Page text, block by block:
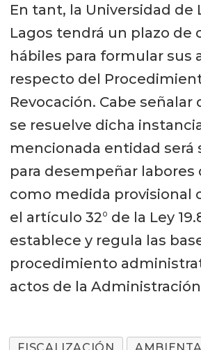
En tant, la Universidad de
Lagos tendrá un plazo de
hábiles para formular sus
respecto del
Revocación. Cabe
se resuelve dicha
mencionada entidad será
para desempeñar labores
como medida provisional
el artículo 32° de la Ley
establece y regula las
procedimiento
actos de la